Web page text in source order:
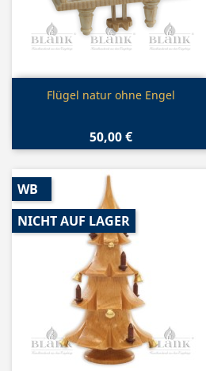
Vorschau
Flügel natur ohne Engel
50,00 €
WB
NICHT AUF LAGER